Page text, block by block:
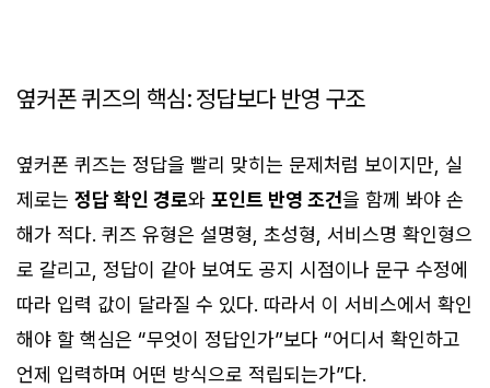
옆커폰 퀴즈의 핵심: 정답보다 반영 구조
옆커폰 퀴즈는 정답을 빨리 맞히는 문제처럼 보이지만, 실
제로는 정답 확인 경로와 포인트 반영 조건을 함께 봐야 손
해가 적다. 퀴즈 유형은 설명형, 초성형, 서비스명 확인형으
로 갈리고, 정답이 같아 보여도 공지 시점이나 문구 수정에
따라 입력 값이 달라질 수 있다. 따라서 이 서비스에서 확인
해야 할 핵심은 “무엇이 정답인가”보다 “어디서 확인하고
언제 입력하며 어떤 방식으로 적립되는가”다.